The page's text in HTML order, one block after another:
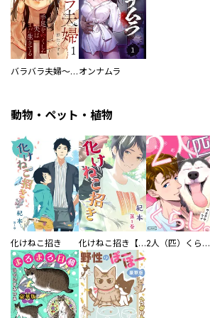
バラバラ夫婦～手足をなくした夫はまだ生きてる オンナムラ
動物・ペット・植物
化けねこ招き 化けねこ招き【描きおろし付合冊版】 2人（匹）くらし。